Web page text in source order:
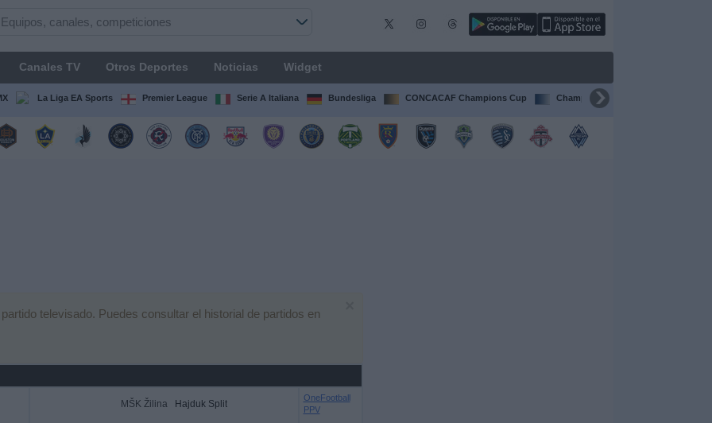
Canales TV Otros Deportes Noticias Widget
La Liga EA Sports Premier League Serie A Italiana Bundesliga CONCACAF Champions Cup Champions League
televisado. Puedes consultar el historial de partidos en
MŠK Žilina Hajduk Split
OneFootball
PPV